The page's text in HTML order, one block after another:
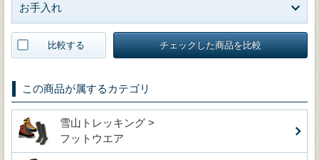
お手入れ
比較する チェックした商品を比較
この商品が属するカテゴリ
雪山トレッキング >
フットウエア